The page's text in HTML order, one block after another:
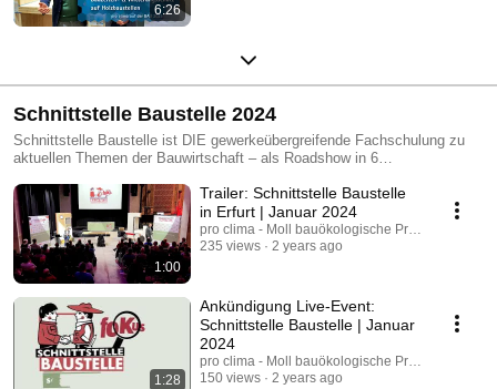
6:26
Schnittstelle Baustelle 2024
Schnittstelle Baustelle ist DIE gewerkeübergreifende Fachschulung zu
aktuellen Themen der Bauwirtschaft – als Roadshow in 6
vermitteln Referenten aus Theorie und Praxis am originalgroßen Modell,
wie Planer und Handwerker verschiedener Gewerke Bauaufgaben sicher
und aufeinander abgestimmt lösen können. Gemeinsam mit namhaften
Herstellern aus Industrie und Handwerk schult das Schnittstelle
Baustelle Team im Frühjahr 2024 zum Thema „Serielle Sanierung“.
1:00
Trailer: Schnittstelle Baustelle
in Erfurt | Januar 2024
pro clima - Moll bauökologische Produkte GmbH
235 views
2 years ago
1:28
Ankündigung Live-Event:
Schnittstelle Baustelle | Januar
2024
pro clima - Moll bauökologische Produkte GmbH
150 views
2 years ago